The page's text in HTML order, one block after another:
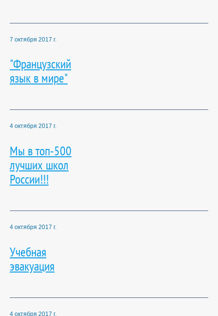
7 октября 2017 г.
"Французский
язык в мире"
4 октября 2017 г.
Мы в топ-500
лучших школ
России!!!
4 октября 2017 г.
Учебная
эвакуация
4 октября 2017 г.